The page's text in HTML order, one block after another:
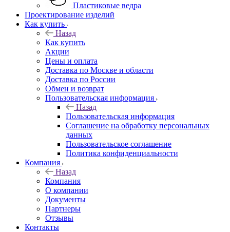
Пластиковые ведра
Проектирование изделий
Как купить
Назад
Как купить
Акции
Цены и оплата
Доставка по Москве и области
Доставка по России
Обмен и возврат
Пользовательская информация
Назад
Пользовательская информация
Соглашение на обработку персональных
данных
Пользовательское соглашение
Политика конфиденциальности
Компания
Назад
Компания
О компании
Документы
Партнеры
Отзывы
Контакты